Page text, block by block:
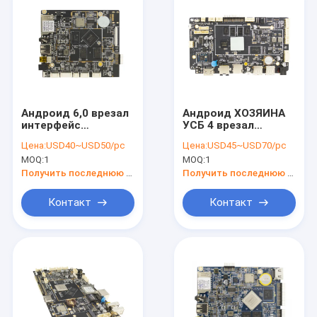
Продукты
О нас
Андроид 6,0 врезал
интерфейс
И2К доски системы
1ГБ ДДР3 8ГБ ЭММК
ВиФи
Цена:USD40~USD50/pc
MOQ:1
Получить последнюю цену
Контакт
Андроид ХОЗЯИНА
УСБ 4 врезал
интерфейса доски
РДЖ45 - 82" касание
Мулти пункта
Цена:USD45~USD70/pc
MOQ:1
Получить последнюю цену
Контакт